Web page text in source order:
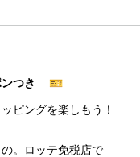
ンつき 🎫
ピングを楽しもう！
。ロッテ免税店で